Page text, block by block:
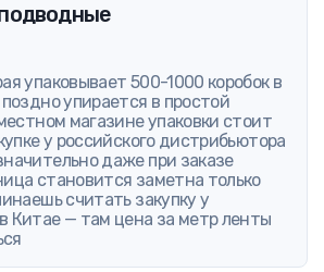
упаковывает 500-1000 коробок в
упирается в простой
магазине упаковки стоит
у российского дистрибьютора
даже при заказе
становится заметна только
считать закупку у
Китае — там цена за метр ленты